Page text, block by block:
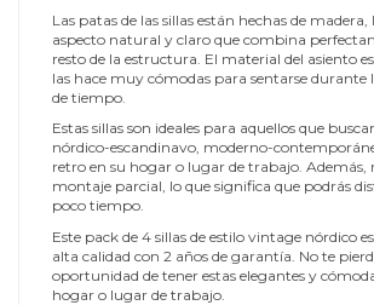
Las patas de las sillas están hechas de madera,
aspecto natural y claro que combina
resto de la estructura. El material del asiento
las hace muy cómodas para sentarse durante
de tiempo.
Estas sillas son ideales para aquellos que
nórdico-escandinavo, moderno-
retro en su hogar o lugar de trabajo. Además,
montaje parcial, lo que significa que podrás
poco tiempo.
Este pack de 4 sillas de estilo vintage nórdico
alta calidad con 2 años de garantía. No te
oportunidad de tener estas elegantes y
hogar o lugar de trabajo.